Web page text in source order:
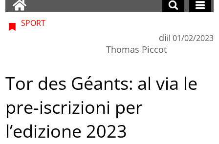
SPORT
di
Thomas Piccot
il 01/02/2023
Tor des Géants: al via le
pre-iscrizioni per
l’edizione 2023